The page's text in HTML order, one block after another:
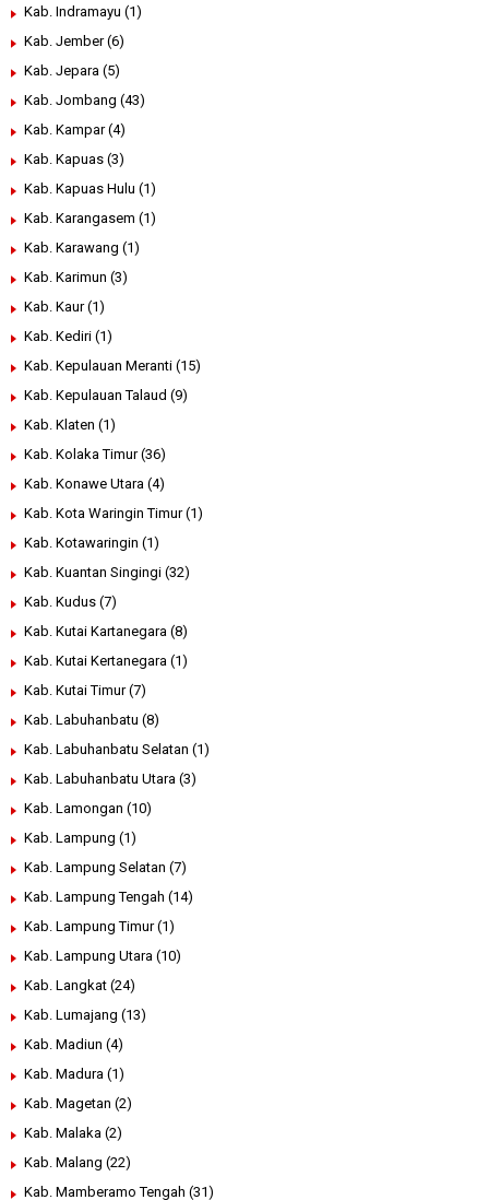
Kab. Indramayu (1)
Kab. Jember (6)
Kab. Jepara (5)
Kab. Jombang (43)
Kab. Kampar (4)
Kab. Kapuas (3)
Kab. Kapuas Hulu (1)
Kab. Karangasem (1)
Kab. Karawang (1)
Kab. Karimun (3)
Kab. Kaur (1)
Kab. Kediri (1)
Kab. Kepulauan Meranti (15)
Kab. Kepulauan Talaud (9)
Kab. Klaten (1)
Kab. Kolaka Timur (36)
Kab. Konawe Utara (4)
Kab. Kota Waringin Timur (1)
Kab. Kotawaringin (1)
Kab. Kuantan Singingi (32)
Kab. Kudus (7)
Kab. Kutai Kartanegara (8)
Kab. Kutai Kertanegara (1)
Kab. Kutai Timur (7)
Kab. Labuhanbatu (8)
Kab. Labuhanbatu Selatan (1)
Kab. Labuhanbatu Utara (3)
Kab. Lamongan (10)
Kab. Lampung (1)
Kab. Lampung Selatan (7)
Kab. Lampung Tengah (14)
Kab. Lampung Timur (1)
Kab. Lampung Utara (10)
Kab. Langkat (24)
Kab. Lumajang (13)
Kab. Madiun (4)
Kab. Madura (1)
Kab. Magetan (2)
Kab. Malaka (2)
Kab. Malang (22)
Kab. Mamberamo Tengah (31)